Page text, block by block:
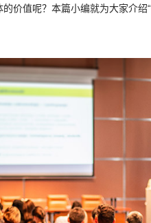
价值呢？本篇小编就为大家介绍“